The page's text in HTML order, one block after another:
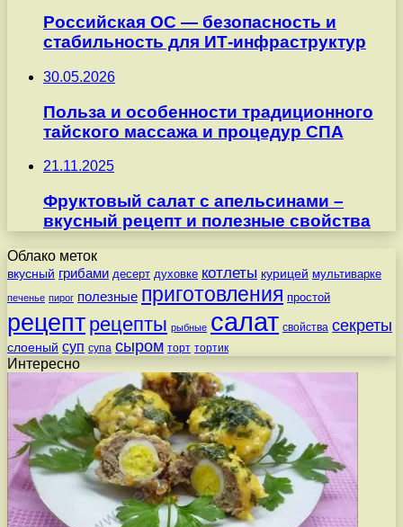
Российская ОС — безопасность и
стабильность для ИТ-инфраструктур
30.05.2026
Польза и особенности традиционного
тайского массажа и процедур СПА
21.11.2025
Фруктовый салат с апельсинами –
вкусный рецепт и полезные свойства
Облако меток
вкусный грибами десерт духовке котлеты курицей мультиварке
печенье пирог полезные приготовления простой
рецепт рецепты рыбные салат свойства секреты
слоеный суп супа сыром торт тортик
Интересно